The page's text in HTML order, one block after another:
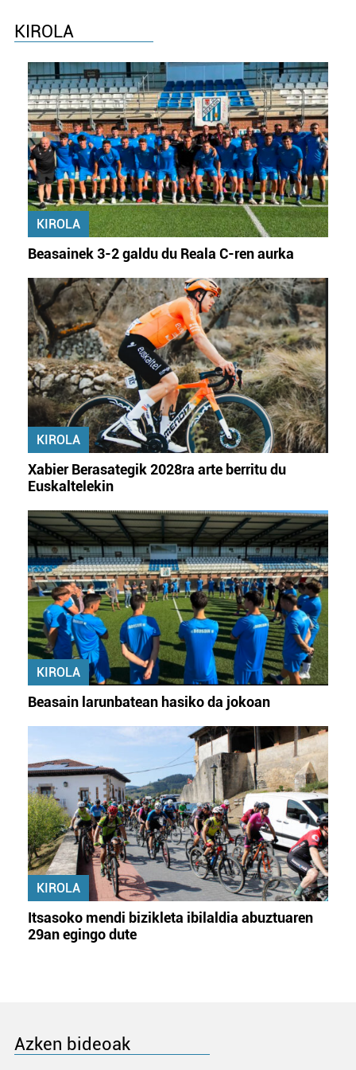
KIROLA
KIROLA
Beasainek 3-2 galdu du Reala C-ren aurka
KIROLA
Xabier Berasategik 2028ra arte berritu du
Euskaltelekin
KIROLA
Beasain larunbatean hasiko da jokoan
KIROLA
Itsasoko mendi bizikleta ibilaldia abuztuaren
29an egingo dute
Azken bideoak